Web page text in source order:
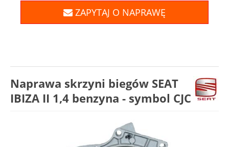
ZAPYTAJ O NAPRAWĘ
Naprawa skrzyni biegów SEAT
IBIZA II 1,4 benzyna - symbol CJC